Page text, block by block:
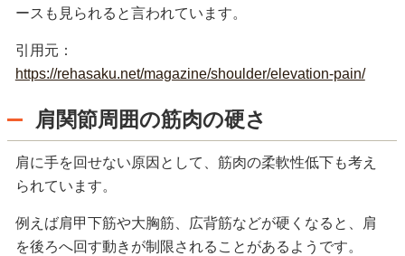
ースも見られると言われています。
引用元：
https://rehasaku.net/magazine/shoulder/elevation-pain/
肩関節周囲の筋肉の硬さ
肩に手を回せない原因として、筋肉の柔軟性低下も考え
られています。
例えば肩甲下筋や大胸筋、広背筋などが硬くなると、肩
を後ろへ回す動きが制限されることがあるようです。